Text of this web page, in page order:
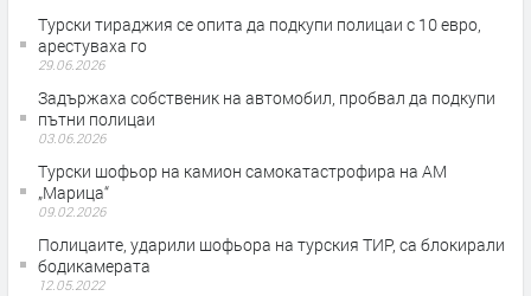
Турски тираджия се опита да подкупи полицаи с 10 евро,
арестуваха го
29.06.2026
Задържаха собственик на автомобил, пробвал да подкупи
пътни полицаи
03.06.2026
Турски шофьор на камион самокатастрофира на АМ
„Марица“
09.02.2026
Полицаите, ударили шофьора на турския ТИР, са блокирали
бодикамерата
12.05.2022